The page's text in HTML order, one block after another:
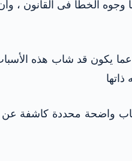
وجوه الخطأ فى القانون ،
يكون قد شاب هذه
ذاتها
واضحة محددة كاشفة